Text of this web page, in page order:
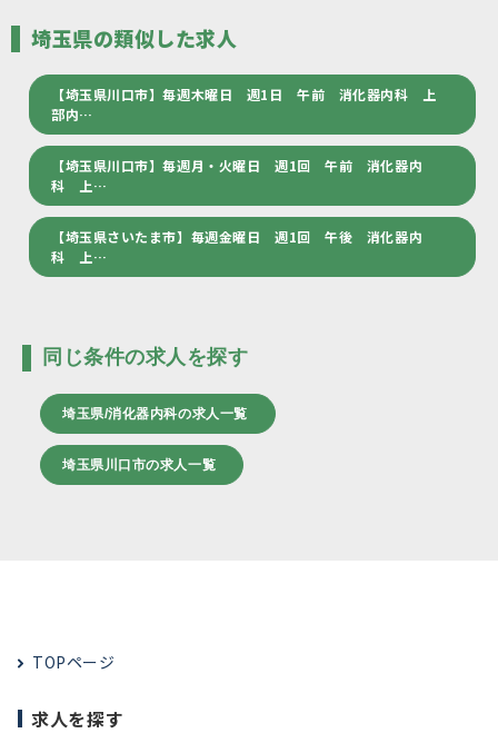
埼玉県の類似した求人
【埼玉県川口市】毎週木曜日 週1日 午前 消化器内科 上
部内…
【埼玉県川口市】毎週月・火曜日 週1回 午前 消化器内
科 上…
【埼玉県さいたま市】毎週金曜日 週1回 午後 消化器内
科 上…
同じ条件の求人を探す
埼玉県/消化器内科の求人一覧
埼玉県川口市の求人一覧
TOPページ
求人を探す